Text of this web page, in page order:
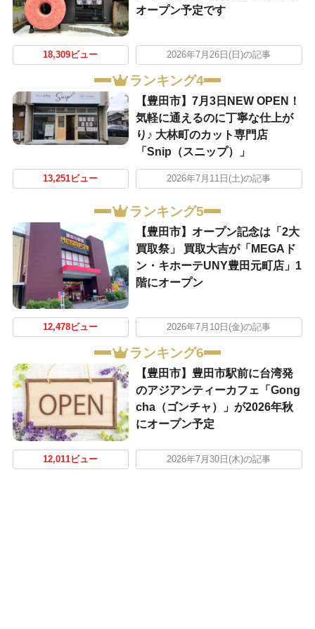
オープン予定です
18,309ビュー 2026年7月26日(日)の記事
ランキング4
【豊田市】7月3日NEW OPEN！
気軽に通えるのに丁寧な仕上が
り♪ 大林町のカット専門店
「Snip（スニップ）」
13,251ビュー 2026年7月11日(土)の記事
ランキング5
【豊田市】オープン記念は「2大
買取祭」 買取大吉が「MEGAド
ン・キホーテUNY豊田元町店」1
階にオープン
12,478ビュー 2026年7月10日(金)の記事
ランキング6
【豊田市】豊田市駅前に台湾発
のアジアンティーカフェ「Gong
cha（ゴンチャ）」が2026年秋
にオープン予定
12,011ビュー 2026年7月30日(木)の記事